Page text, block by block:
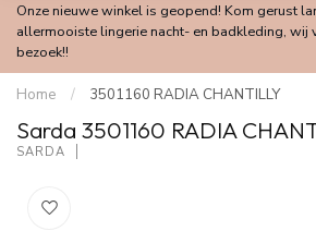
Onze nieuwe winkel is geopend! Kom gerust
allermooiste lingerie nacht- en badkleding, wij
bezoek!!
Home / 3501160 RADIA CHANTILLY
Sarda 3501160 RADIA
SARDA